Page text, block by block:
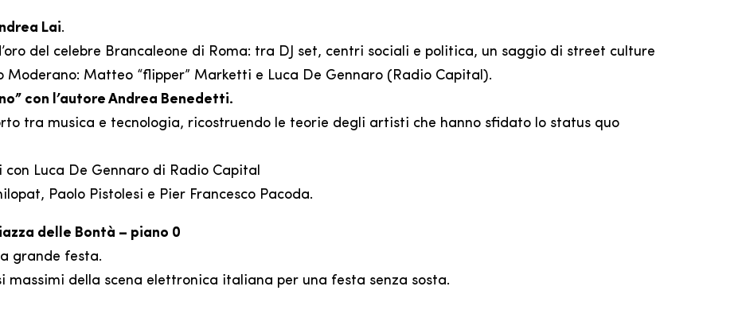
Lai.
del celebre Brancaleone di Roma: tra DJ set, centri sociali e politica, un saggio di street culture
Moderano: Matteo “flipper” Marketti e Luca De Gennaro (Radio Capital).
con l’autore Andrea Benedetti.
tra musica e tecnologia, ricostruendo le teorie degli artisti che hanno sfidato lo status quo
Luca De Gennaro di Radio Capital
Paolo Pistolesi e Pier Francesco Pacoda.
delle Bontà – piano 0
grande festa.
massimi della scena elettronica italiana per una festa senza sosta.